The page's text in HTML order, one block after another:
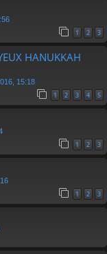
1 2 3
HANUKKAH
15:18
1 2 3 4 5
1 2 3
1 2 3